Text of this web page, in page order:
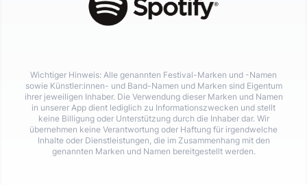
Wichtiger Hinweis: Alle genannten Festival-Marken und -Namen
sowie Künstler:innen- und Band-Namen und Marken sind Eigentum
ihrer jeweiligen Inhaber. Die Verwendung dieser Marken und Namen
in unserer App dient lediglich zu Informationszwecken und stellt
keine Billigung oder Unterstützung durch die Inhaber dar. Wir
übernehmen keine Verantwortung oder Haftung für irgendwelche
Inhalte oder Dienstleistungen, die im Zusammenhang mit den
genannten Marken und Namen bereitgestellt werden.